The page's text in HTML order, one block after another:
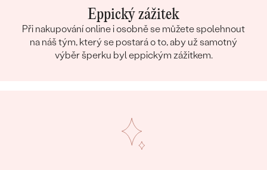
Eppický zážitek
Při nakupování online i osobně se můžete spolehnout
na náš tým, který se postará o to, aby už samotný
výběr šperku byl eppickým zážitkem.